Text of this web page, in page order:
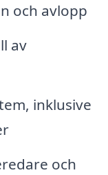
och avlopp
av
inklusive
och